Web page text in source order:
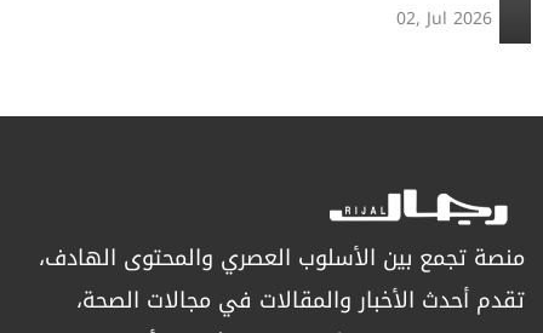
02, Jul 2026
منصة تجمع بين الأسلوب العصري والمحتوى الهادف،
تقدم أحدث الأخبار والمقالات في مجالات الصحة،